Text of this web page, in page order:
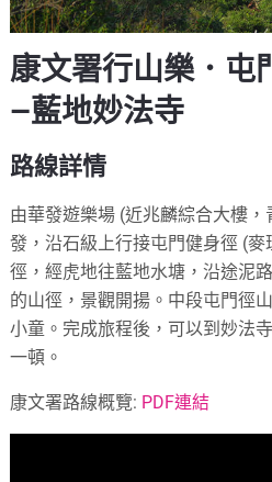
康文署行山樂．屯
—藍地妙法寺
路線詳情
由華發遊樂場 (近兆麟綜合大樓
發，沿石級上行接屯門健身徑 (
徑，經虎地往藍地水塘，沿途泥
的山徑，景觀開揚。中段屯門徑
小童。完成旅程後，可以到妙法
一頓。
康文署路線概覽: PDF連結